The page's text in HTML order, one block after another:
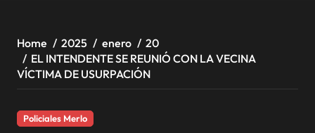
Home 2025 enero
20
EL INTENDENTE SE REUNIÓ CON LA VECINA
VÍCTIMA DE USURPACIÓN
Policiales Merlo